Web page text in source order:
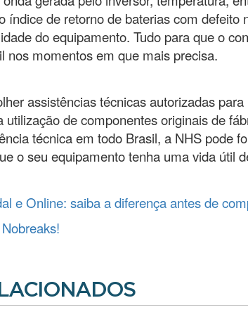
índice de retorno de baterias com defeito
do equipamento. Tudo para que o
nos momentos em que mais precisa.
assistências técnicas autorizadas
utilização de componentes originais de
técnica em todo Brasil, a NHS pode
o seu equipamento tenha uma vida útil
e Online: saiba a diferença antes de